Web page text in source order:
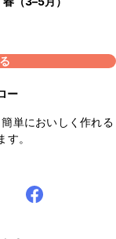
ー
単においしく作れる
。